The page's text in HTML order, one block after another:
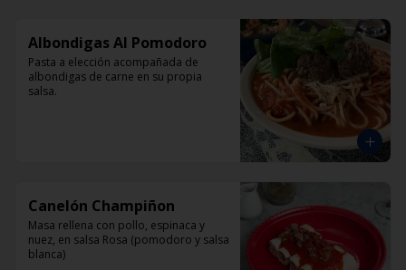
Albondigas Al Pomodoro
Pasta a elección acompañada de
albondigas de carne en su propia
salsa.
Canelón Champiñon
Masa rellena con pollo, espinaca y
nuez, en salsa Rosa (pomodoro y salsa
blanca)